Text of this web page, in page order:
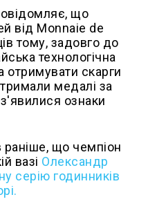
що
від Monnaie de
тому, задовго до
технологічна
отримувати скарги
медалі за
ознаки
що чемпіон
вазі Олександр
серію годинників